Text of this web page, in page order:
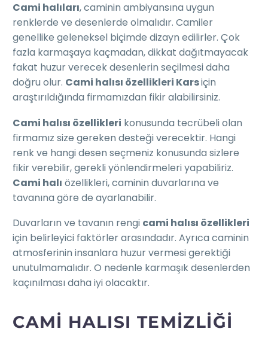
Cami halıları, caminin ambiyansına uygun
renklerde ve desenlerde olmalıdır. Camiler
genellike geleneksel biçimde dizayn edilirler. Çok
fazla karmaşaya kaçmadan, dikkat dağıtmayacak
fakat huzur verecek desenlerin seçilmesi daha
doğru olur. Cami halısı özellikleri Karsiçin
araştırıldığında firmamızdan fikir alabilirsiniz.
Cami halısı özellikleri konusunda tecrübeli olan
firmamız size gereken desteği verecektir. Hangi
renk ve hangi desen seçmeniz konusunda sizlere
fikir verebilir, gerekli yönlendirmeleri yapabiliriz.
Cami halı özellikleri, caminin duvarlarına ve
tavanına göre de ayarlanabilir.
Duvarların ve tavanın rengi cami halısı özellikleri
için belirleyici faktörler arasındadır. Ayrıca caminin
atmosferinin insanlara huzur vermesi gerektiği
unutulmamalıdır. O nedenle karmaşık desenlerden
kaçınılması daha iyi olacaktır.
CAMI HALISI TEMIZLIĞI